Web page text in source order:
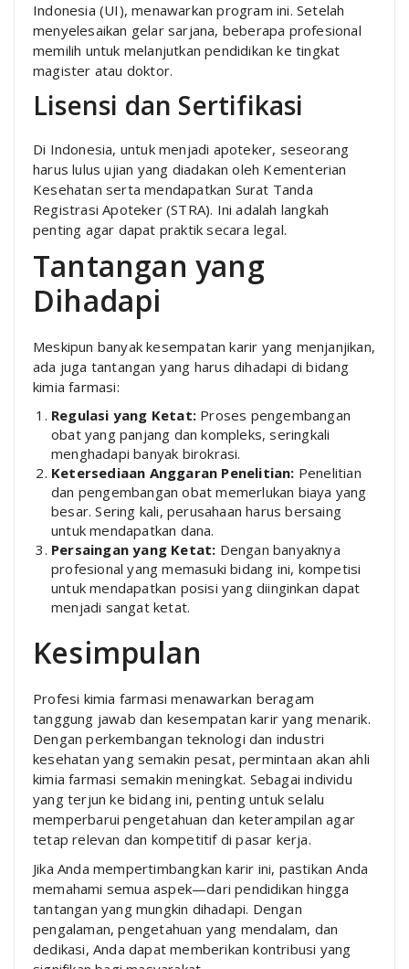
Indonesia (UI), menawarkan program ini. Setelah
menyelesaikan gelar sarjana, beberapa profesional
memilih untuk melanjutkan pendidikan ke tingkat
magister atau doktor.
Lisensi dan Sertifikasi
Di Indonesia, untuk menjadi apoteker, seseorang
harus lulus ujian yang diadakan oleh Kementerian
Kesehatan serta mendapatkan Surat Tanda
Registrasi Apoteker (STRA). Ini adalah langkah
penting agar dapat praktik secara legal.
Tantangan yang
Dihadapi
Meskipun banyak kesempatan karir yang menjanjikan,
ada juga tantangan yang harus dihadapi di bidang
kimia farmasi:
Regulasi yang Ketat: Proses pengembangan
obat yang panjang dan kompleks, seringkali
menghadapi banyak birokrasi.
Ketersediaan Anggaran Penelitian: Penelitian
dan pengembangan obat memerlukan biaya yang
besar. Sering kali, perusahaan harus bersaing
untuk mendapatkan dana.
Persaingan yang Ketat: Dengan banyaknya
profesional yang memasuki bidang ini, kompetisi
untuk mendapatkan posisi yang diinginkan dapat
menjadi sangat ketat.
Kesimpulan
Profesi kimia farmasi menawarkan beragam
tanggung jawab dan kesempatan karir yang menarik.
Dengan perkembangan teknologi dan industri
kesehatan yang semakin pesat, permintaan akan ahli
kimia farmasi semakin meningkat. Sebagai individu
yang terjun ke bidang ini, penting untuk selalu
memperbarui pengetahuan dan keterampilan agar
tetap relevan dan kompetitif di pasar kerja.
Jika Anda mempertimbangkan karir ini, pastikan Anda
memahami semua aspek—dari pendidikan hingga
tantangan yang mungkin dihadapi. Dengan
pengalaman, pengetahuan yang mendalam, dan
dedikasi, Anda dapat memberikan kontribusi yang